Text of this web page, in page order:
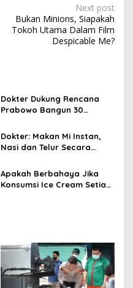
Next post
Bukan Minions, Siapakah
Tokoh Utama Dalam Film
Despicable Me?
Dokter Dukung Rencana
Prabowo Bangun 30
Indonesia
Dokter: Makan Mi Instan,
Nasi dan Telur Secara
Obesitas
Apakah Berbahaya Jika
Konsumsi Ice Cream Setiap